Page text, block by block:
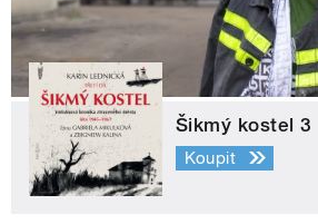
Šikmý kostel 3
Koupit